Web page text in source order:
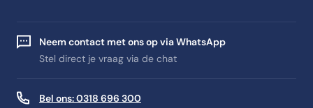
Neem contact met ons op via WhatsApp
Stel direct je vraag via de chat
Bel ons: 0318 696 300